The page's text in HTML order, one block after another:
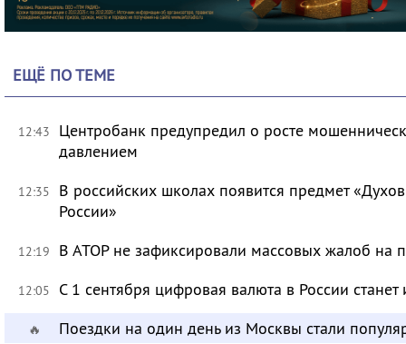
ЕЩЁ ПО ТЕМЕ
12:43
Центробанк предупредил о росте
давлением
12:35
В российских школах появится предмет
России»
12:19 В АТОР не зафиксировали массовых жалоб на
12:05 С 1 сентября цифровая валюта в России
🔥 Поездки на один день из Москвы стали